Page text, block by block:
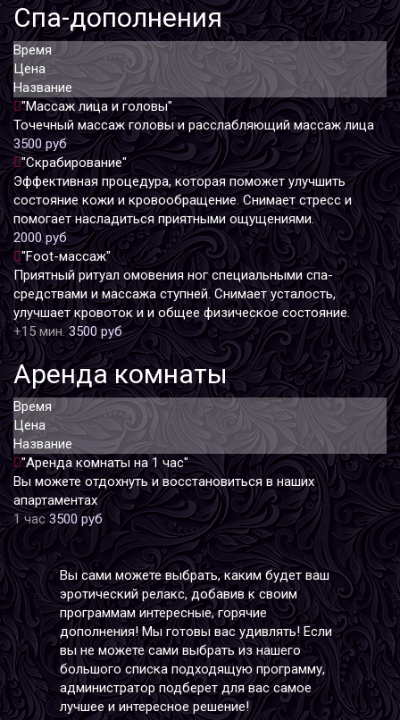
Спа-дополнения
Время
Цена
Название
"Массаж лица и головы"
Точечный массаж головы и расслабляющий массаж лица
3500 руб
"Скрабирование"
Эффективная процедура, которая поможет улучшить
состояние кожи и кровообращение. Снимает стресс и
помогает насладиться приятными ощущениями.
2000 руб
"Foot-массаж"
Приятный ритуал омовения ног специальными спа-
средствами и массажа ступней. Снимает усталость,
улучшает кровоток и и общее физическое состояние.
+15 мин. 3500 руб
Аренда комнаты
Время
Цена
Название
"Аренда комнаты на 1 час"
Вы можете отдохнуть и восстановиться в наших
апартаментах
1 час3500 руб
Вы сами можете выбрать, каким будет ваш
эротический релакс, добавив к своим
программам интересные, горячие
дополнения! Мы готовы вас удивлять! Если
вы не можете сами выбрать из нашего
большого списка подходящую программу,
администратор подберет для вас самое
лучшее и интересное решение!